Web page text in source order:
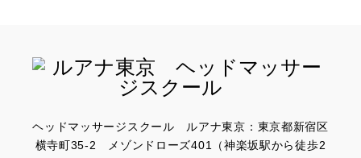
ヘッドマッサージスクール ルアナ東京：東京都新宿区
横寺町35-2 メゾンドローズ401（神楽坂駅から徒歩2